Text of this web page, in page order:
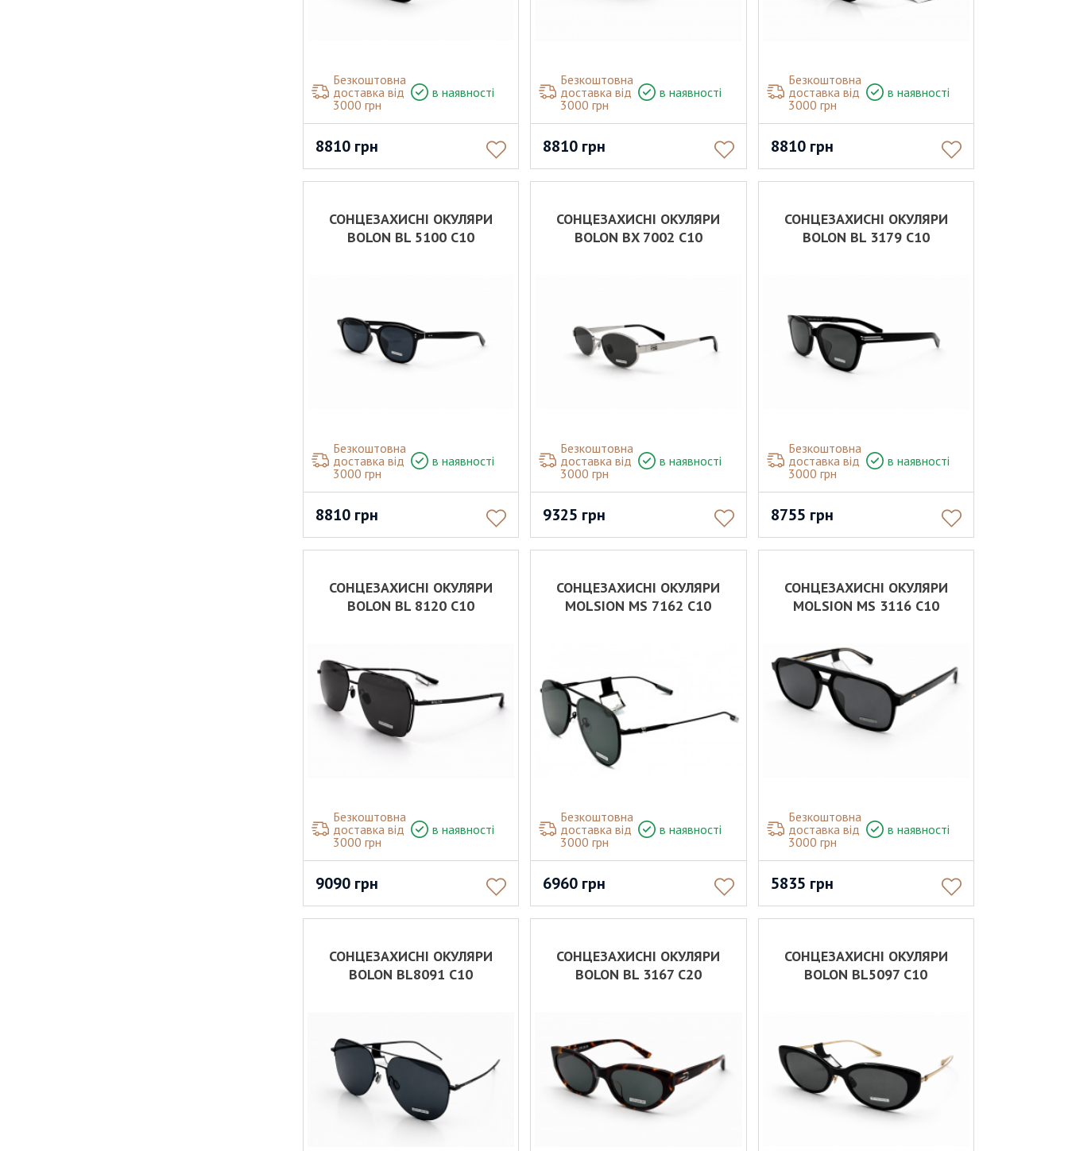
Безкоштовна
доставка від
3000 грн
в наявності
8810 грн
Безкоштовна
доставка від
3000 грн
в наявності
8810 грн
Безкоштовна
доставка від
3000 грн
в наявності
8810 грн
СОНЦЕЗАХИСНІ ОКУЛЯРИ
BOLON BL 5100 C10
Безкоштовна
доставка від
3000 грн
в наявності
8810 грн
СОНЦЕЗАХИСНІ ОКУЛЯРИ
BOLON BX 7002 C10
Безкоштовна
доставка від
3000 грн
в наявності
9325 грн
СОНЦЕЗАХИСНІ ОКУЛЯРИ
BOLON BL 3179 C10
Безкоштовна
доставка від
3000 грн
в наявності
8755 грн
СОНЦЕЗАХИСНІ ОКУЛЯРИ
BOLON BL 8120 C10
Безкоштовна
доставка від
3000 грн
в наявності
9090 грн
СОНЦЕЗАХИСНІ ОКУЛЯРИ
MOLSION MS 7162 C10
Безкоштовна
доставка від
3000 грн
в наявності
6960 грн
СОНЦЕЗАХИСНІ ОКУЛЯРИ
MOLSION MS 3116 C10
Безкоштовна
доставка від
3000 грн
в наявності
5835 грн
СОНЦЕЗАХИСНІ ОКУЛЯРИ
BOLON BL8091 C10
СОНЦЕЗАХИСНІ ОКУЛЯРИ
BOLON BL 3167 C20
СОНЦЕЗАХИСНІ ОКУЛЯРИ
BOLON BL5097 C10